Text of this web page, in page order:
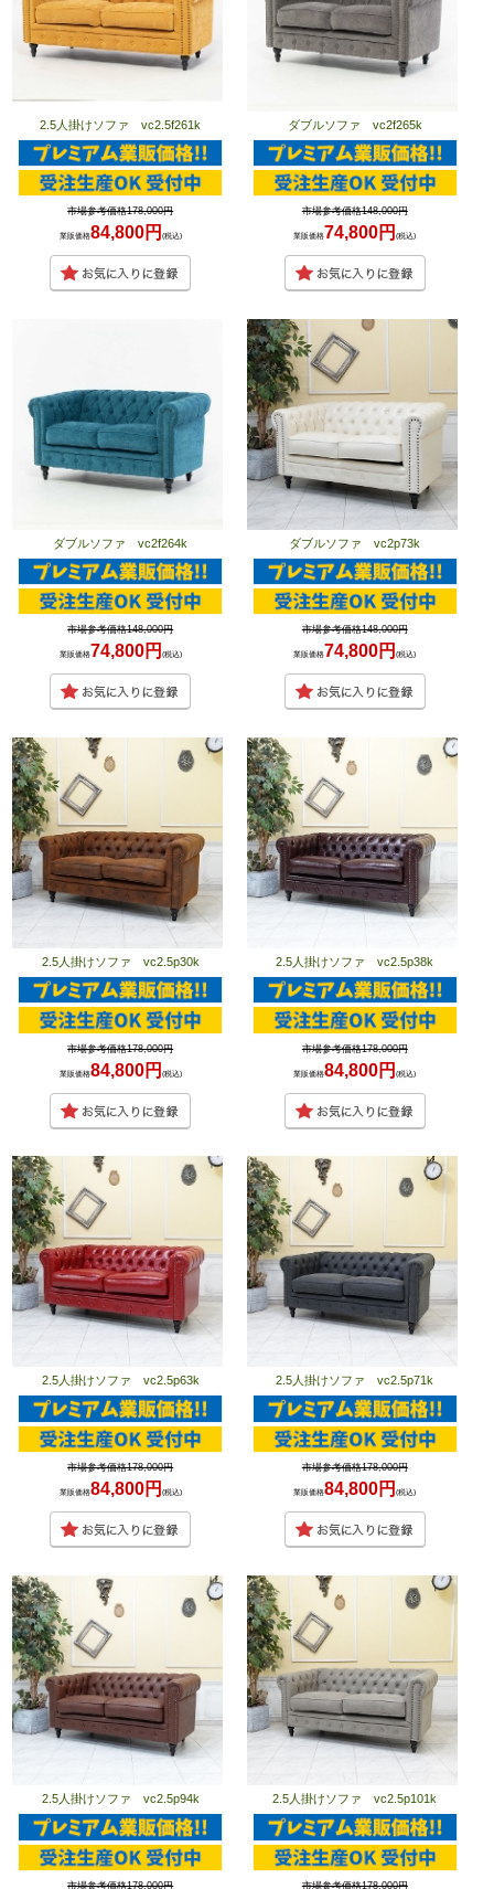
2.5人掛けソファ vc2.5f261k
市場参考価格178,000円
業販価格84,800円 (税込)
ダブルソファ vc2f265k
市場参考価格148,000円
業販価格74,800円(税込)
ダブルソファ vc2f264k
市場参考価格148,000円
業販価格74,800円 (税込)
ダブルソファ vc2p73k
市場参考価格148,000円
業販価格74,800円(税込)
2.5人掛けソファ vc2.5p30k
市場参考価格178,000円
業販価格84,800円 (税込)
2.5人掛けソファ vc2.5p38k
市場参考価格178,000円
業販価格84,800円(税込)
2.5人掛けソファ vc2.5p63k
市場参考価格178,000円
業販価格84,800円 (税込)
2.5人掛けソファ vc2.5p71k
市場参考価格178,000円
業販価格84,800円(税込)
2.5人掛けソファ vc2.5p94k
市場参考価格178,000円
2.5人掛けソファ vc2.5p101k
市場参考価格178,000円